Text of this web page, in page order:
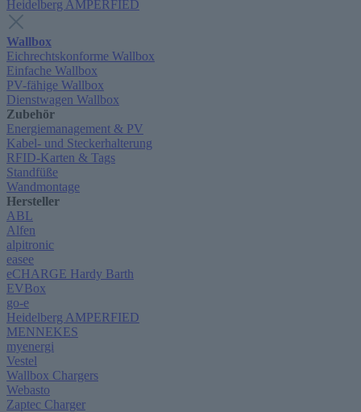
Heidelberg AMPERFIED
Wallbox
Eichrechtskonforme Wallbox
Einfache Wallbox
PV-fähige Wallbox
Dienstwagen Wallbox
Zubehör
Energiemanagement & PV
Kabel- und Steckerhalterung
RFID-Karten & Tags
Standfüße
Wandmontage
Hersteller
ABL
Alfen
alpitronic
easee
eCHARGE Hardy Barth
EVBox
go-e
Heidelberg AMPERFIED
MENNEKES
myenergi
Vestel
Wallbox Chargers
Webasto
Zaptec Charger